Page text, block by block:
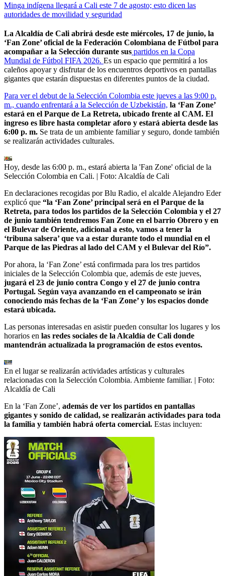
Minga indígena llegará a Cali este 7 de agosto; esto dicen las
autoridades de movilidad y seguridad
La Alcaldía de Cali abrirá desde este miércoles, 17 de junio, la
‘Fan Zone’ oficial de la Federación Colombiana de Fútbol para
acompañar a la Selección durante sus partidos en la Copa
Mundial de Fútbol FIFA 2026. Es un espacio que permitirá a los
caleños apoyar y disfrutar de los encuentros deportivos en pantallas
gigantes que estarán dispuestas en diferentes puntos de la ciudad.
Para ver el debut de la Selección Colombia este jueves a las 9:00 p.
m., cuando enfrentará a la Selección de Uzbekistán, la ‘Fan Zone’
estará en el Parque de La Retreta, ubicado frente al CAM. El
ingreso es libre hasta completar aforo y estará abierta desde las
6:00 p. m. Se trata de un ambiente familiar y seguro, donde también
se realizarán actividades culturales.
Hoy, desde las 6:00 p. m., estará abierta la 'Fan Zone' oficial de la
Selección Colombia en Cali. | Foto: Alcaldía de Cali
En declaraciones recogidas por Blu Radio, el alcalde Alejandro Eder
explicó que “la ‘Fan Zone’ principal será en el Parque de la
Retreta, para todos los partidos de la Selección Colombia y el 27
de junio también tendremos Fan Zone en el barrio Obrero y en
el Bulevar de Oriente, adicional a esto, vamos a tener la
‘tribuna salsera’ que va a estar durante todo el mundial en el
Parque de las Piedras al lado del CAM y el Bulevar del Río”.
Por ahora, la ‘Fan Zone’ está confirmada para los tres partidos
iniciales de la Selección Colombia que, además de este jueves,
jugará el 23 de junio contra Congo y el 27 de junio contra
Portugal. Según vaya avanzando en el campeonato se irán
conociendo más fechas de la ‘Fan Zone’ y los espacios donde
estará ubicada.
Las personas interesadas en asistir pueden consultar los lugares y los
horarios en las redes sociales de la Alcaldía de Cali donde
mantendrán actualizada la programación de estos eventos.
En el lugar se realizarán actividades artísticas y culturales
relacionadas con la Selección Colombia. Ambiente familiar. | Foto:
Alcaldía de Cali
En la ‘Fan Zone’, además de ver los partidos en pantallas
gigantes y sonido de calidad, se realizarán actividades para toda
la familia y también habrá oferta comercial. Estas incluyen: